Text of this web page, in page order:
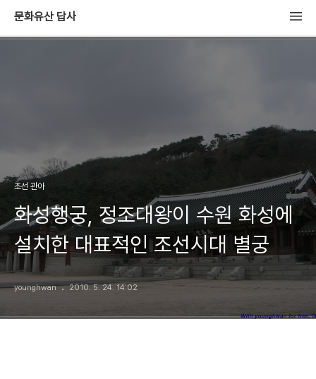
문화유산 답사
조선 관아
화성행궁, 정조대왕이 수원 화성에
설치한 대표적인 조선시대 별궁
younghwan 2010. 5. 24. 14:02